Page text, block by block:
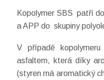
Kopolymer SBS patří
a APP do skupiny
V případě
asfaltem, která díky
(styren má aromatický